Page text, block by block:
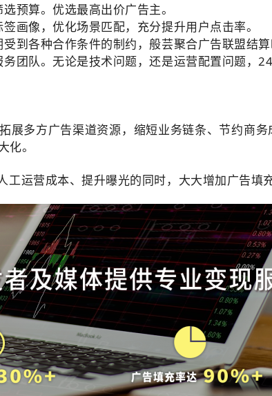
预算。优选最高出价广告主。
画像，优化场景匹配，充分提升用户点击率。
到各种合作条件的制约，般芸聚合广告联盟结算
团队。无论是技术问题，还是运营配置问题，
展多方广告渠道资源，缩短业务链条、节约商
。
运营成本、提升曝光的同时，大大增加广告填